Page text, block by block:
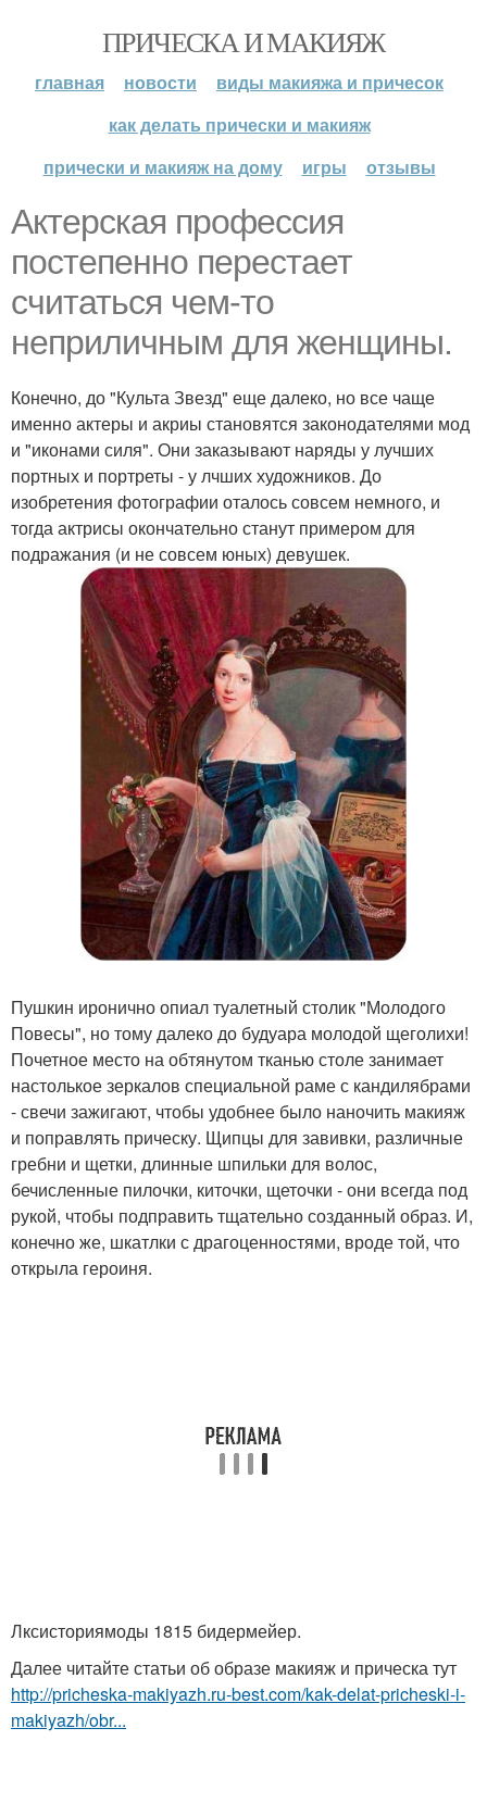
ПРИЧЕСКА И МАКИЯЖ
главная новости
виды макияжа и причесок
как делать прически и макияж
прически и макияж на дому
игры отзывы
Актерская профессия
постепенно перестает
считаться чем-то
неприличным для женщины.
Конечно, до "Культа Звезд" еще далеко, но все чаще
именно актеры и акриы становятся законодателями мод
и "иконами силя". Они заказывают наряды у лучших
портных и портреты - у лчших художников. До
изобретения фотографии оталось совсем немного, и
тогда актрисы окончательно станут примером для
подражания (и не совсем юных) девушек.
Пушкин иронично опиал туалетный столик "Молодого
Повесы", но тому далеко до будуара молодой щеголихи!
Почетное место на обтянутом тканью столе занимает
настолькое зеркалов специальной раме с кандилябрами
- свечи зажигают, чтобы удобнее было наночить макияж
и поправлять прическу. Щипцы для завивки, различные
гребни и щетки, длинные шпильки для волос,
бечисленные пилочки, киточки, щеточки - они всегда под
рукой, чтобы подправить тщательно созданный образ. И,
конечно же, шкатлки с драгоценностями, вроде той, что
открыла героиня.
Лксисториямоды 1815 бидермейер.
Далее читайте статьи об образе макияж и прическа тут
http://pricheska-makiyazh.ru-best.com/kak-delat-pricheski-i-
makiyazh/obr...